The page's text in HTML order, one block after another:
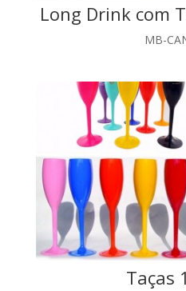
Long Drink com
MB-
Taças